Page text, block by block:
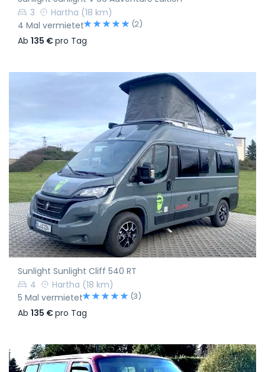
3
Hartha (18 km)
4 Mal vermietet
(2)
Ab 135 €pro Tag
Sunlight Sunlight Cliff 540 RT
4
Hartha (18 km)
5 Mal vermietet
(3)
Ab 135 €pro Tag